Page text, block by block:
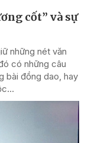
cốt” và sự
những nét văn
có những câu
bài đồng dao, hay